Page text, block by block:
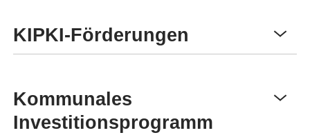
KIPKI-Förderungen
Kommunales
Investitionsprogramm